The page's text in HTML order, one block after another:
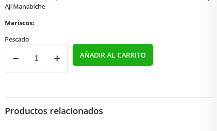
Ají Manabiche
Mariscos:
Pescado
AÑADIR AL CARRITO
Productos relacionados